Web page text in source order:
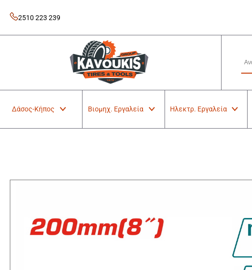
content
2510 223 239
Kavoukis Tools
Tires & Tools
Δάσος-Κήπος Βιομηχ. Εργαλεία Ηλεκτρ. Εργαλεία